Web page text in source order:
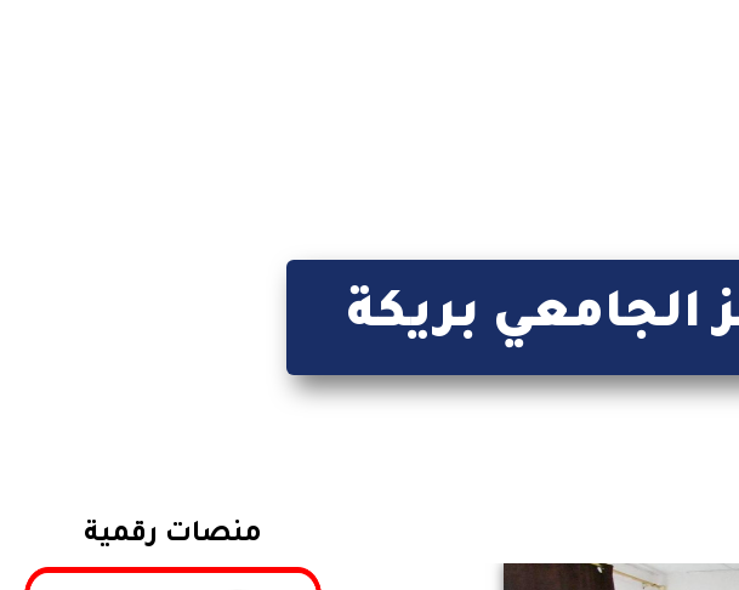
الجامعي بريكة
منصات رقمية